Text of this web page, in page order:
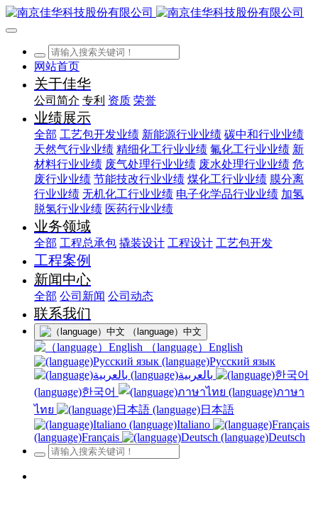
网站首页
关于佳华
公司简介 专利 资质 荣誉
业绩展示
全部 工艺包开发业绩 新能源行业业绩 碳中和行业业绩
天然气行业业绩 精细化工行业业绩 氟化工行业业绩 新
材料行业业绩 废气处理行业业绩 废水处理行业业绩 危
废行业业绩 节能技改行业业绩 煤化工行业业绩 膜分离
行业业绩 无机化工行业业绩 电子化学品行业业绩 加氢
脱氢行业业绩 医药行业业绩
业务领域
全部 工程总承包 撬装设计 工程设计 工艺包开发
工程案例
新闻中心
全部 公司新闻 公司动态
联系我们
（language）中文
（language）English
(language)Русский язык
(language)한국어
(language)ภาษา
ไทย
(language)日本語
(language)Italiano
(language)Français
(language)Deutsch